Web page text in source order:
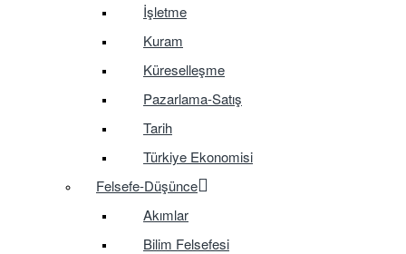
İşletme
Kuram
Küreselleşme
Pazarlama-Satış
Tarih
Türkiye Ekonomisi
Felsefe-Düşünce
Akımlar
Bilim Felsefesi